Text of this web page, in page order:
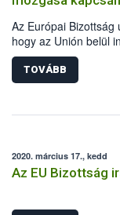
Az Európai
hogy az Unión belül
koronavírus okozta
szerepet töltenek
TOVÁBB
2020. március 17., kedd
Az EU Bizottság